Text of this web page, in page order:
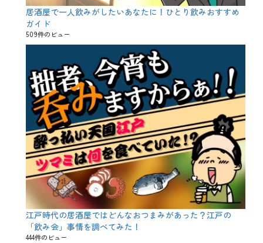
居酒屋で一人飲みがしたいあなたに！ひとり飲みおすすめ
ガイド
509件のビュー
江戸時代の居酒屋ではどんなおつまみがあった？江戸の
「飲み会」事情を調べてみた！
444件のビュー